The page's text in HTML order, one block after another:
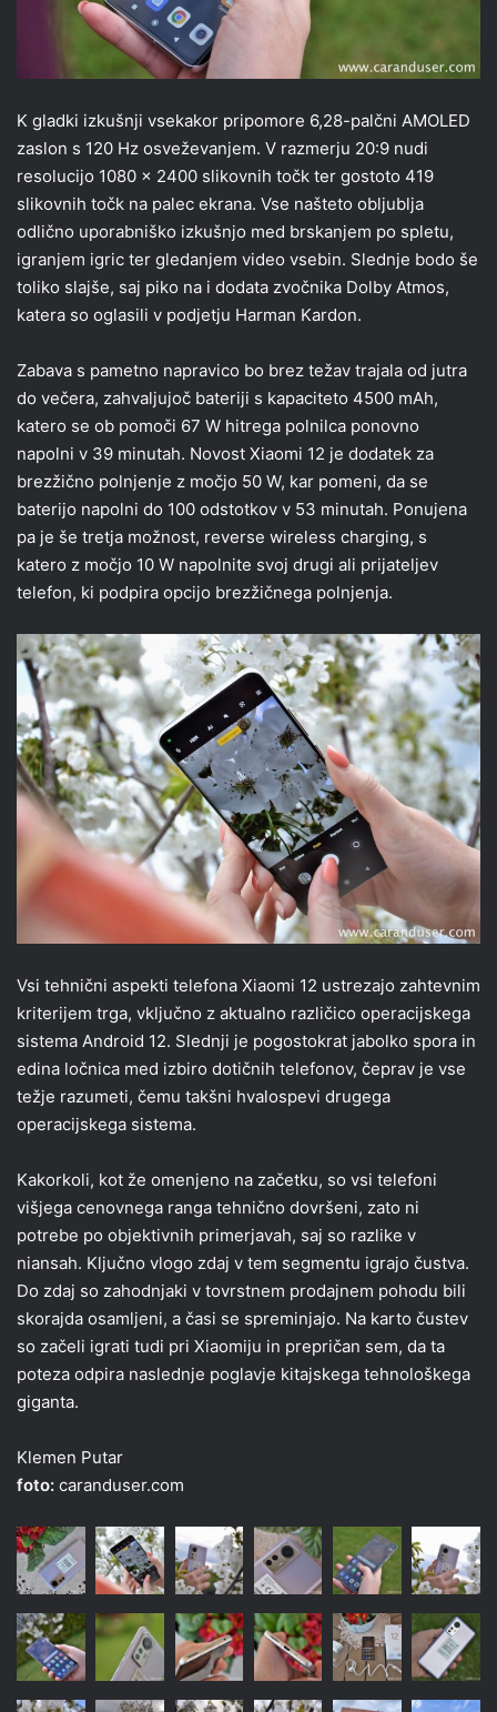
K gladki izkušnji vsekakor pripomore 6,28-palčni AMOLED
zaslon s 120 Hz osveževanjem. V razmerju 20:9 nudi
resolucijo 1080 x 2400 slikovnih točk ter gostoto 419
slikovnih točk na palec ekrana. Vse našteto obljublja
odlično uporabniško izkušnjo med brskanjem po spletu,
igranjem igric ter gledanjem video vsebin. Slednje bodo še
toliko slajše, saj piko na i dodata zvočnika Dolby Atmos,
katera so oglasili v podjetju Harman Kardon.
Zabava s pametno napravico bo brez težav trajala od jutra
do večera, zahvaljujoč bateriji s kapaciteto 4500 mAh,
katero se ob pomoči 67 W hitrega polnilca ponovno
napolni v 39 minutah. Novost Xiaomi 12 je dodatek za
brezžično polnjenje z močjo 50 W, kar pomeni, da se
baterijo napolni do 100 odstotkov v 53 minutah. Ponujena
pa je še tretja možnost, reverse wireless charging, s
katero z močjo 10 W napolnite svoj drugi ali prijateljev
telefon, ki podpira opcijo brezžičnega polnjenja.
Vsi tehnični aspekti telefona Xiaomi 12 ustrezajo zahtevnim
kriterijem trga, vključno z aktualno različico operacijskega
sistema Android 12. Slednji je pogostokrat jabolko spora in
edina ločnica med izbiro dotičnih telefonov, čeprav je vse
težje razumeti, čemu takšni hvalospevi drugega
operacijskega sistema.
Kakorkoli, kot že omenjeno na začetku, so vsi telefoni
višjega cenovnega ranga tehnično dovršeni, zato ni
potrebe po objektivnih primerjavah, saj so razlike v
niansah. Ključno vlogo zdaj v tem segmentu igrajo čustva.
Do zdaj so zahodnjaki v tovrstnem prodajnem pohodu bili
skorajda osamljeni, a časi se spreminjajo. Na karto čustev
so začeli igrati tudi pri Xiaomiju in prepričan sem, da ta
poteza odpira naslednje poglavje kitajskega tehnološkega
giganta.
Klemen Putar
foto: caranduser.com